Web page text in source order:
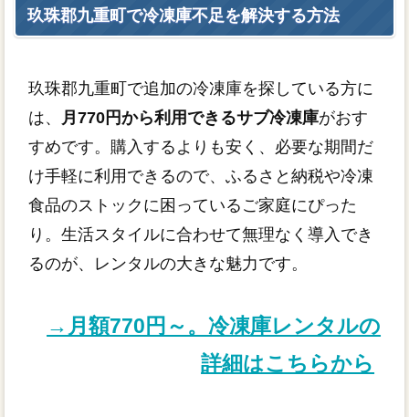
玖珠郡九重町で冷凍庫不足を解決する方法
玖珠郡九重町で追加の冷凍庫を探している方に
は、
月770円から利用できるサブ冷凍庫がおす
すめです。購入するよりも安く、必要な期間だ
け手軽に利用できるので、ふるさと納税や冷凍
食品のストックに困っているご家庭にぴった
り。生活スタイルに合わせて無理なく導入でき
るのが、レンタルの大きな魅力です。
→月額770円～。冷凍庫レンタルの
詳細はこちらから